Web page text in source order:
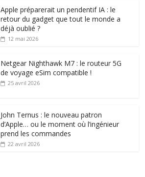
Apple préparerait un pendentif IA : le
retour du gadget que tout le monde a
déjà oublié ?
12 mai 2026
Netgear Nighthawk M7 : le routeur 5G
de voyage eSim compatible !
25 avril 2026
John Ternus : le nouveau patron
d’Apple… ou le moment où l’ingénieur
prend les commandes
22 avril 2026